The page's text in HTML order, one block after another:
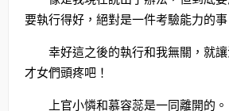
要執行得好，絕對是一件考驗能力的事
幸好這之後的執行和我無關，就
才女們頭疼吧！
上官小憐和慕容蕊是一同離開的。